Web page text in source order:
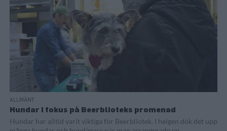
ALLMÄNT
Hundar i fokus på Beerblioteks promenad
Hundar har alltid varit viktiga för Beerbliotek. I helgen dök det upp